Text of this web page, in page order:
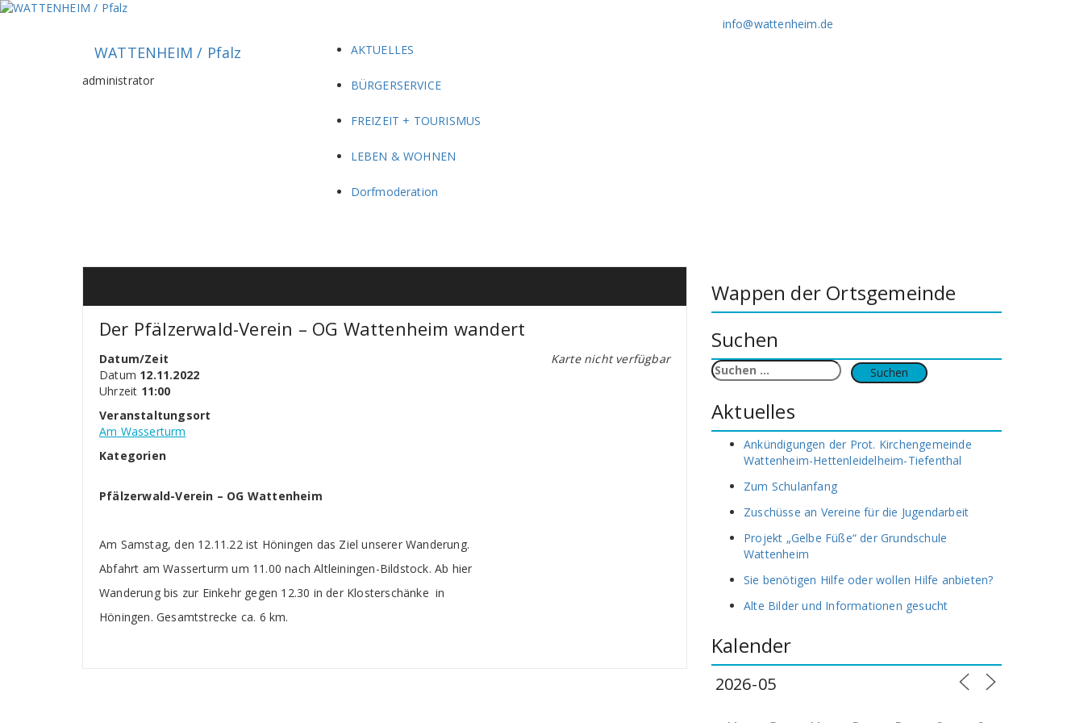
Zum
info@wattenheim.de
WATTENHEIM / Pfalz
administrator
AKTUELLES
BÜRGERSERVICE
FREIZEIT + TOURISMUS
LEBEN & WOHNEN
Dorfmoderation
Der Pfälzerwald-Verein – OG Wattenheim wandert
Karte nicht verfügbar
Datum/Zeit
Datum 12.11.2022
Uhrzeit 11:00
Veranstaltungsort
Am Wasserturm
Kategorien
Pfälzerwald-Verein – OG Wattenheim
Am Samstag, den 12.11.22 ist Höningen das Ziel unserer Wanderung.
Abfahrt am Wasserturm um 11.00 nach Altleiningen-Bildstock. Ab hier
Wanderung bis zur Einkehr gegen 12.30 in der Klosterschänke in
Höningen. Gesamtstrecke ca. 6 km.
Wappen der Ortsgemeinde
Suchen
Suchen
nach:
Aktuelles
Ankündigungen der Prot. Kirchengemeinde
Wattenheim-Hettenleidelheim-Tiefenthal
Zum Schulanfang
Zuschüsse an Vereine für die Jugendarbeit
Projekt „Gelbe Füße“ der Grundschule
Wattenheim
Sie benötigen Hilfe oder wollen Hilfe anbieten?
Alte Bilder und Informationen gesucht
Kalender